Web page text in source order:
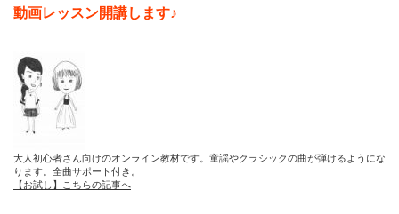
動画レッスン開講します♪
大人初心者さん向けのオンライン教材です。童謡やクラシックの曲が弾けるようにな
ります。全曲サポート付き。
【お試し】こちらの記事へ